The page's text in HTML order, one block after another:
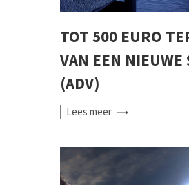
TOT 500 EURO
VAN EEN NIEUWE
(ADV)
Leesmeer